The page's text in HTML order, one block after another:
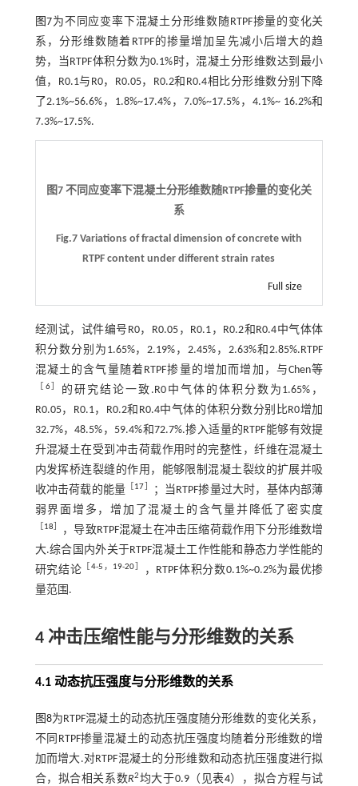
图7为不同应变率下混凝土分形维数随RTPF掺量的变化关
系，分形维数随着RTPF的掺量增加呈先减小后增大的趋
势，当RTPF体积分数为0.1%时，混凝土分形维数达到最小
值，R0.1与R0，R0.05，R0.2和R0.4相比分形维数分别下降
了2.1%~56.6%，1.8%~17.4%，7.0%~17.5%，4.1%~ 16.2%和
7.3%~17.5%.
图7 不同应变率下混凝土分形维数随RTPF掺量的变化关
系
Fig.7 Variations of fractal dimension of concrete with
RTPF content under different strain rates
Full size
经测试，试件编号R0，R0.05，R0.1，R0.2和R0.4中气体体
积分数分别为1.65%，2.19%，2.45%，2.63%和2.85%.RTPF
混凝土的含气量随着RTPF掺量的增加而增加，与Chen等
6］
的研究结论一致.R0中气体的体积分数为1.65%，
R0.05，R0.1，R0.2和R0.4中气体的体积分数分别比R0增加
32.7%，48.5%，59.4%和72.7%.掺入适量的RTPF能够有效提
升混凝土在受到冲击荷载作用时的完整性，纤维在混凝土
内发挥桥连裂缝的作用，能够限制混凝土裂纹的扩展并吸
收冲击荷载的能量
17
；当RTPF掺量过大时，基体内部薄
弱界面增多，增加了混凝土的含气量并降低了密实度
18
，导致RTPF混凝土在冲击压缩荷载作用下分形维数增
大.综合国内外关于RTPF混凝土工作性能和静态力学性能的
研究结论
4-5 ， 19-20
，RTPF体积分数0.1%~0.2%为最优掺
量范围.
4 冲击压缩性能与分形维数的关系
4.1 动态抗压强度与分形维数的关系
图8为RTPF混凝土的动态抗压强度随分形维数的变化关系，
不同RTPF掺量混凝土的动态抗压强度均随着分形维数的增
加而增大.对RTPF混凝土的分形维数和动态抗压强度进行拟
合，拟合相关系数R2均大于0.9（见表4），拟合方程与试